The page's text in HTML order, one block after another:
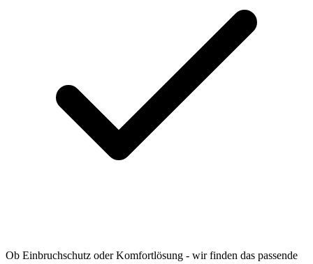
Ob Einbruchschutz oder Komfortlösung - wir finden das passende